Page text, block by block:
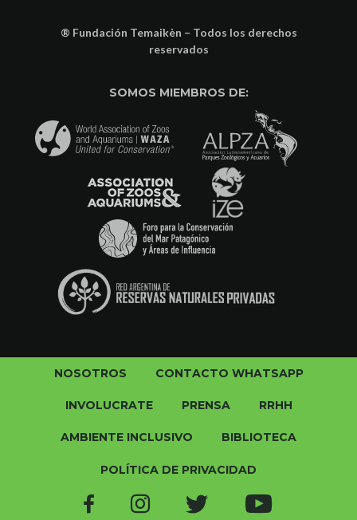
® Fundación Temaikèn – Todos los derechos
reservados
SOMOS MIEMBROS DE:
NOSOTROS CONTACTO WHATSAPP
INVOLUCRATE PRENSA RRHH
AMBIENTE INCLUSIVO BIBLIOTECA
POLÍTICA DE PRIVACIDAD